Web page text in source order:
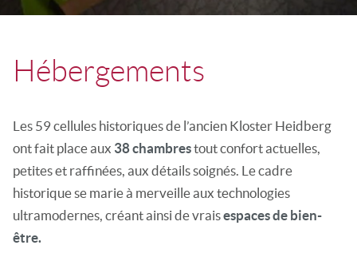
Hébergements
Les 59 cellules historiques de l’ancien Kloster Heidberg
ont fait place aux 38 chambrestout confort actuelles,
petites et raffinées, aux détails soignés. Le cadre
historique se marie à merveille aux technologies
ultramodernes, créant ainsi de vraisespaces de bien-
être.